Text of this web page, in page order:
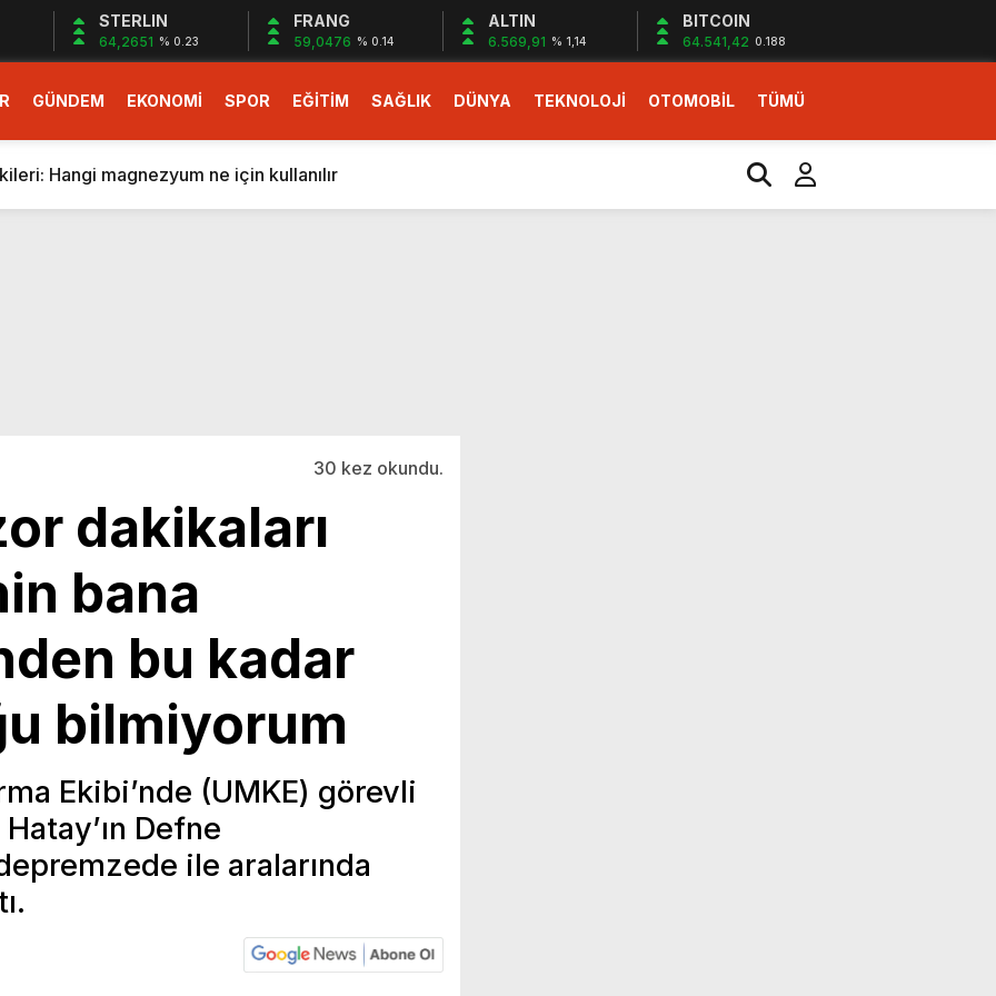
STERLIN
64,2651 % 0.23
FRANG
59,0476 % 0.14
ALTIN
6.569,91 % 1,14
BITCOIN
64.541,42 0.188
GÜNDEM EKONOMİ SPOR EĞİTİM SAĞLIK DÜNYA TEKNOLOJİ OTOMOBİL TÜMÜ
dev teklif
gelecek yeni özellikler belli oldu
Hangi magnezyum ne için kullanılır
başlıyor
dev teklif
30 kez okundu.
dakikaları
bana
bu kadar
bilmiyorum
Ekibi’nde (UMKE) görevli
Defne
ile aralarında